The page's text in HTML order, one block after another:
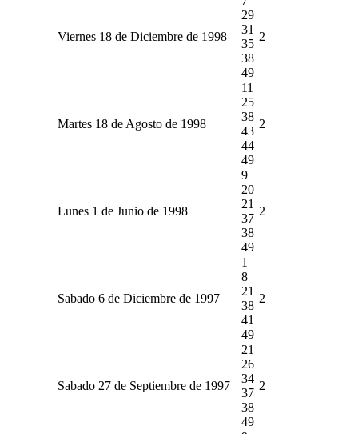
Viernes 18 de Diciembre de 1998
29
31
35
38
49
2
Martes 18 de Agosto de 1998
11
25
38
43
44
49
2
Lunes 1 de Junio de 1998
9
20
21
37
38
49
2
Sabado 6 de Diciembre de 1997
1
8
21
38
41
49
2
Sabado 27 de Septiembre de 1997
21
26
34
37
38
49
2